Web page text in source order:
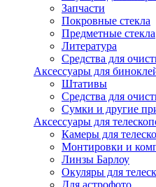
Запчасти
Покровные стекла
Предметные стекла
Литература
Средства для
Аксессуары для
Штативы
Средства для
Сумки и другие
Аксессуары для
Камеры для
Монтировки и
Линзы Барлоу
Окуляры для
Для астрофото